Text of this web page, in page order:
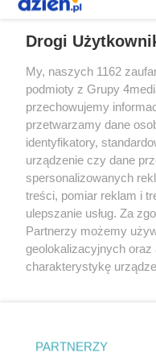
Redakcja Reklama
Drogi
My, naszych 1162
podmioty z Grupy
przechowujemy
przetwarzamy dane
identyfikatory,
urządzenie czy dane
spersonalizowanych
treści, pomiar reklam i
ulepszanie usług. Za
Partnerzy możemy
geolokalizacyjnych
charakterystykę
zmienić/wycofać
znajdujący się w
PARTNERZY